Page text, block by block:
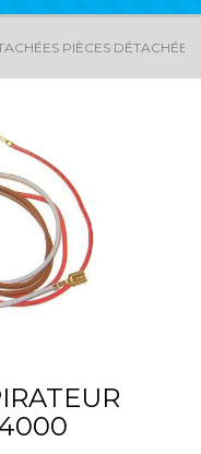
PIÈCES